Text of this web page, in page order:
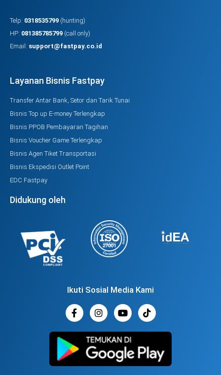
Telp: 0318535799 (hunting)
HP: 081385785799 (call only)
Email: support@fastpay.co.id
Layanan Bisnis Fastpay
Transfer Antar Bank, Setor dan Tarik Tunai
Bisnis Top up E-money Terlengkap
Bisnis PPOB Pembayaran Tagihan
Bisnis Voucher Game Terlengkap
Bisnis Agen Tiket Transportasi
Bisnis Ekspedisi Outlet Point
EDC Fastpay
Didukung oleh
Ikuti Sosial Media Kami